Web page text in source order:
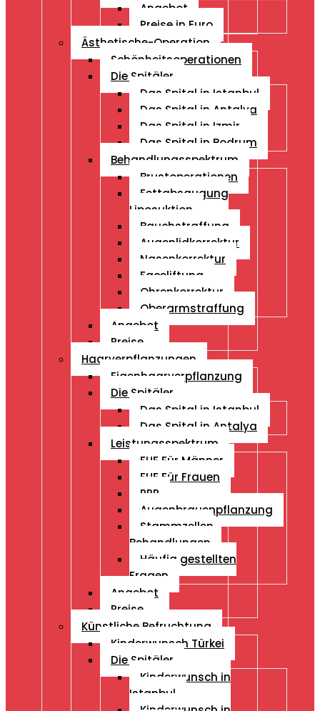
Angebot
Preise in Euro
Ästhetische-Operation
Schönheitsoperationen
Die Spitäler
Das Spital in Istanbul
Das Spital in Antalya
Das Spital in Izmir
Das Spital in Bodrum
Behandlungsspektrum
Brustoperationen
Fettabsaugung
Liposuktion
Bauchstraffung
Augenlidkorrektur
Nasenkorrektur
Faceliftung
Ohrenkorrektur
Oberarmstraffung
Angebot
Preise
Haarverpflanzungen
Eigenhaarverpflanzung
Die Spitäler
Das Spital in Istanbul
Das Spital in Antalya
Leistungsspektrum
FUE Für Männer
FUE Für Frauen
PRP
Augenbrauenpflanzung
Stammzellen
Behandlungen
Häufig gestellten
Fragen
Angebot
Preise
Künstliche Befruchtung
Kinderwunsch Türkei
Die Spitäler
Kinderwunsch in
Istanbul